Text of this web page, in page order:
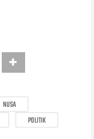
NUSA
POLITIK